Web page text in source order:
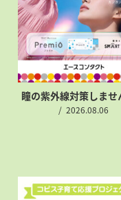
瞳の紫外線対策しませ
2026.08.06